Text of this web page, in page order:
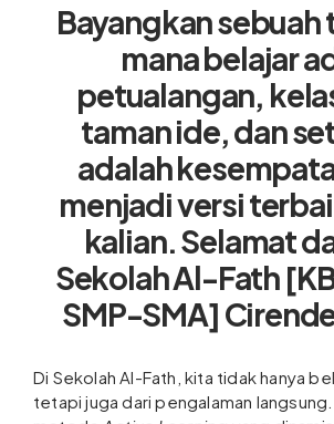
Bayangkan
mana belajar
petualangan,
taman ide, dan
adalah
menjadi versi
kalian. Selamat
Sekolah Al-Fath
SMP-SMA]
Di Sekolah Al-Fath, kita tidak hanya
tetapi juga dari pengalaman langsung.